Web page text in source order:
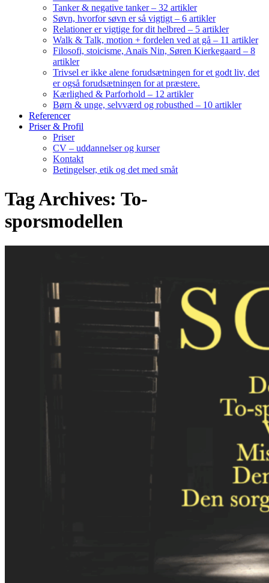
Tanker & negative tanker – 32 artikler
Søvn, hvorfor søvn er så vigtigt – 6 artikler
Relationer er vigtige for dit helbred – 5 artikler
Walk & Talk, motion + fordelen ved at gå – 11 artikler
Filosofi, stoicisme, Anaïs Nin, Søren Kierkegaard – 8
artikler
Trivsel er ikke alene forudsætningen for et godt liv, det
er også forudsætningen for at præstere.
Kærlighed & Parforhold – 12 artikler
Børn & unge, selvværd og robusthed – 10 artikler
Referencer
Priser & Profil
Priser
CV – uddannelser og kurser
Kontakt
Betingelser, etik og det med småt
Tag Archives: To-
sporsmodellen